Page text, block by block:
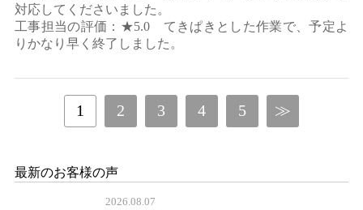
対応してくださいました。
工事担当の評価：★5.0 てきぱきとした作業で、予定よ
りかなり早く終了しました。
1 2 3 4 5 ≫
最新のお客様の声
2026.08.07